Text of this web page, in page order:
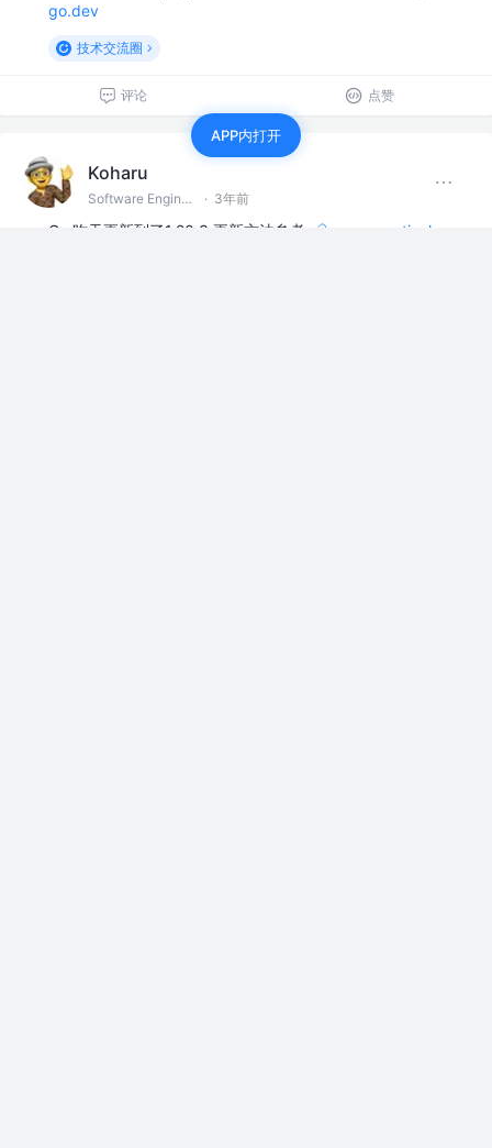
go.dev
技术交流圈
评论 点赞
Koharu
Software Engineer · 3年前
Go 昨天更新到了1.20.3 更新方法参考
www.practical-
APP内打开